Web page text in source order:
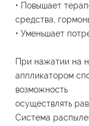
• Повышает
средства,
• Уменьшает
При нажатии на
аппликатором
возможность
осуществлять
Система